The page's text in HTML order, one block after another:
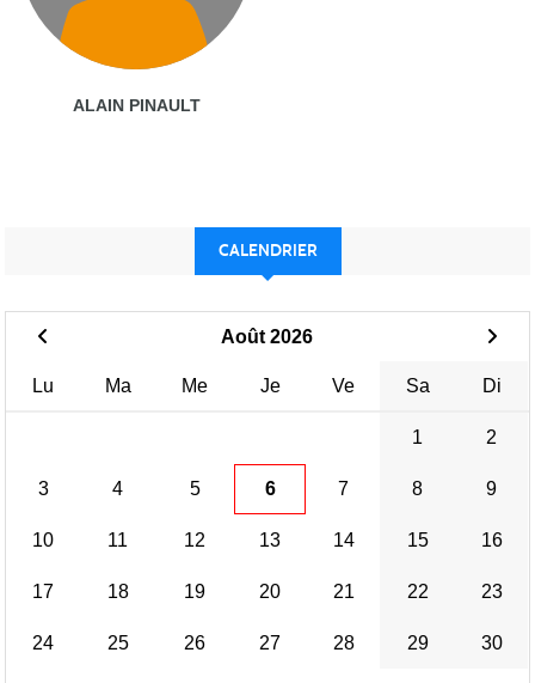
ALAIN PINAULT
CALENDRIER
Août 2026
Lu Ma Me Je Ve Sa Di
1 2
3 4 5 6 7 8 9
10 11 12 13 14 15 16
17 18 19 20 21 22 23
24 25 26 27 28 29 30